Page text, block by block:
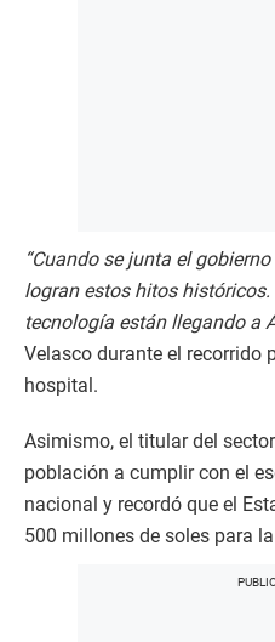
“Cuando se junta el
logran estos hitos
tecnología están llegando a
Velasco durante el recorrido
hospital.
Asimismo, el titular del
población a cumplir con el
nacional y recordó que el
500 millones de soles para